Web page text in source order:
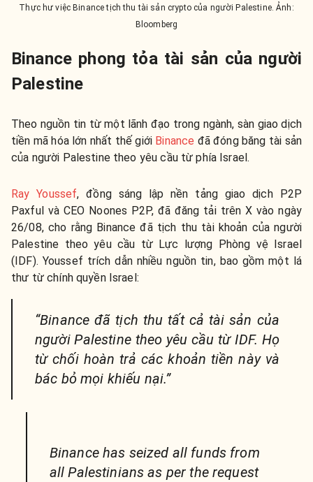
Thực hư việc Binance tịch thu tài sản crypto của người Palestine. Ảnh:
Bloomberg
Binance phong tỏa tài sản của người
Palestine
Theo nguồn tin từ một lãnh đạo trong ngành, sàn giao dịch
tiền mã hóa lớn nhất thế giới Binance đã đóng băng tài sản
của người Palestine theo yêu cầu từ phía Israel.
Ray Youssef, đồng sáng lập nền tảng giao dịch P2P
Paxful và CEO Noones P2P, đã đăng tải trên X vào ngày
26/08, cho rằng Binance đã tịch thu tài khoản của người
Palestine theo yêu cầu từ Lực lượng Phòng vệ Israel
(IDF). Youssef trích dẫn nhiều nguồn tin, bao gồm một lá
thư từ chính quyền Israel:
“Binance đã tịch thu tất cả tài sản của
người Palestine theo yêu cầu từ IDF. Họ
từ chối hoàn trả các khoản tiền này và
bác bỏ mọi khiếu nại.”
Binance has seized all funds from
all Palestinians as per the request